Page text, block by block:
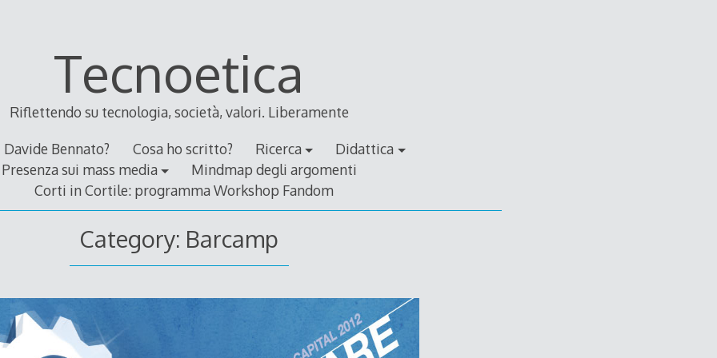
Tecnoetica
Riflettendo su tecnologia, società, valori. Liberamente
Davide Bennato? Cosa ho scritto? Ricerca
Didattica
Presenza sui mass media
Mindmap degli argomenti
Corti in Cortile: programma Workshop Fandom
Category: Barcamp